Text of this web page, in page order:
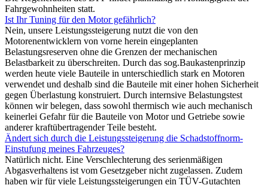
Fahrgewohnheiten statt.
Ist Ihr Tuning für den Motor gefährlich?
Nein, unsere Leistungssteigerung nutzt die von den
Motorenentwicklern von vorne herein eingeplanten
Belastungsreserven ohne die Grenzen der mechanischen
Belastbarkeit zu überschreiten. Durch das sog.Baukastenprinzip
werden heute viele Bauteile in unterschiedlich stark en Motoren
verwendet und deshalb sind die Bauteile mit einer hohen Sicherheit
gegen Überlastung konstruiert. Durch internsive Belastungstest
können wir belegen, dass sowohl thermisch wie auch mechanisch
keinerlei Gefahr für die Bauteile von Motor und Getriebe sowie
anderer kraftübertragender Teile besteht.
Ändert sich durch die Leistungssteigerung die Schadstoffnorm-
Einstufung meines Fahrzeuges?
Natürlich nicht. Eine Verschlechterung des serienmäßigen
Abgasverhaltens ist vom Gesetzgeber nicht zugelassen. Zudem
haben wir für viele Leistungssteigerungen ein TÜV-Gutachten